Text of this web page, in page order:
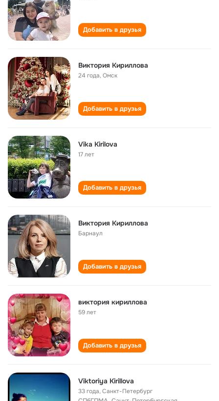
Добавить в друзья
Виктория Кириллова
24 года,Омск
Добавить в друзья
Vika Kirilova
17 лет
Добавить в друзья
Виктория Кириллова
Барнаул
Добавить в друзья
виктория кириллова
59 лет
Добавить в друзья
Viktoriya Kirillova
33 года,Санкт-Петербург